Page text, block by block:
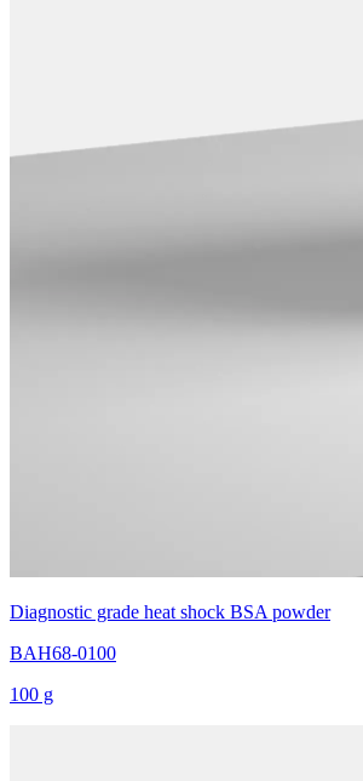
Diagnostic grade heat shock BSA powder
BAH68-0100
100 g